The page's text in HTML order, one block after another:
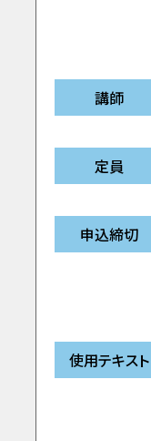
講師
定員
申込締切
使用テキスト